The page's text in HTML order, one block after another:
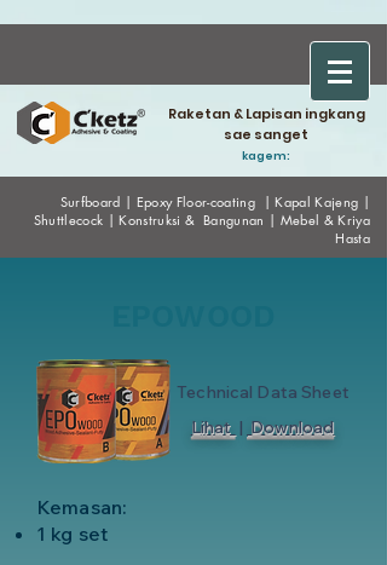
Raketan & Lapisan ingkang
sae sanget
kagem:
Surfboard | Epoxy Floor-coating |Kapal Kajeng |
Shuttlecock |Konstruksi & Bangunan | Mebel & Kriya
Hasta
Kemasan:
1 kg set
Technical Data Sheet
Lihat | Download